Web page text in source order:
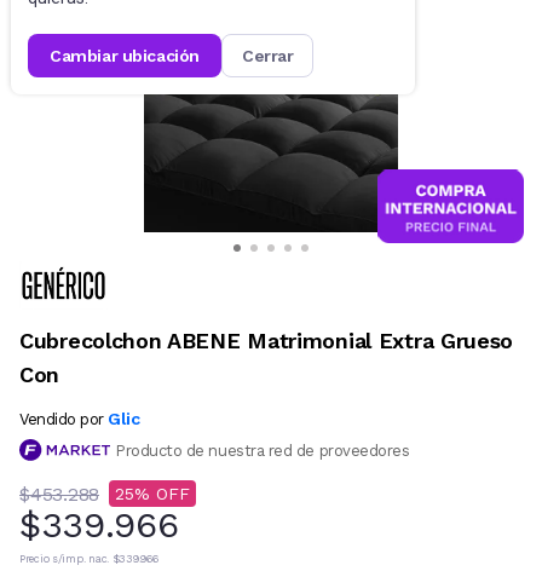
cambiar ubicación cerrar
Cubrecolchon ABENE Matrimonial Extra Grueso
Con
Vendido por Glic
Producto de nuestra red de proveedores
$453.288 25
$339.966
Precio s/imp. nac. $339.966